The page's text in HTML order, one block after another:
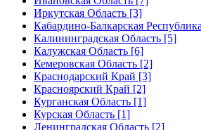
Иркутская Область [3]
Кабардино-Балкарская
Калининградская Область [5]
Калужская Область [6]
Кемеровская Область [2]
Краснодарский Край [3]
Красноярский Край [2]
Курганская Область [1]
Курская Область [1]
Ленинградская Область [2]